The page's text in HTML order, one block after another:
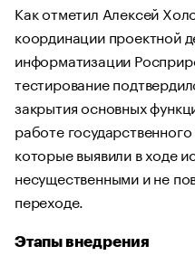
Как отметил Алексей
координации проектной
информатизации
тестирование
закрытия основных
работе
которые выявили в ходе
несущественными и не
переходе.
Этапы внедрения